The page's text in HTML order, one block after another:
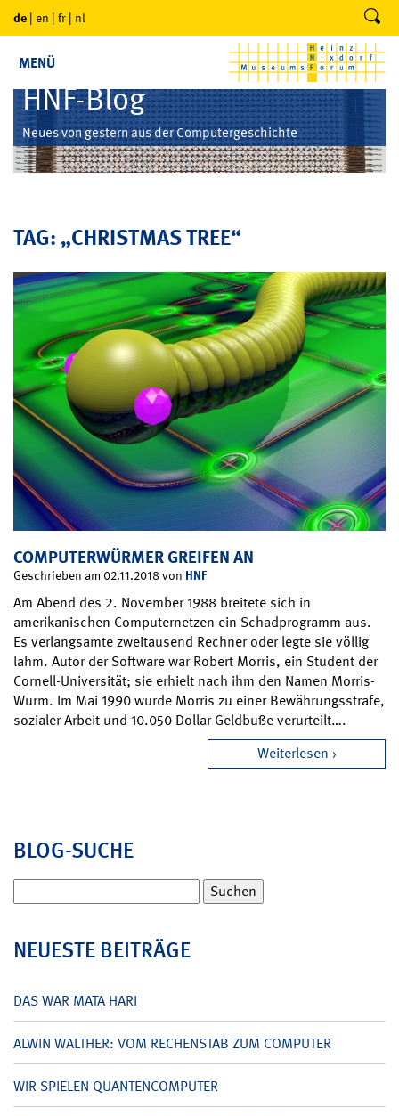
de | en | fr | nl
MENÜ
HNF-Blog
Neues von gestern aus der Computergeschichte
TAG: „CHRISTMAS TREE“
COMPUTERWÜRMER GREIFEN AN
Geschrieben am 02.11.2018 von HNF
Am Abend des 2. November 1988 breitete sich in
amerikanischen Computernetzen ein Schadprogramm aus.
Es verlangsamte zweitausend Rechner oder legte sie völlig
lahm. Autor der Software war Robert Morris, ein Student der
Cornell-Universität; sie erhielt nach ihm den Namen Morris-
Wurm. Im Mai 1990 wurde Morris zu einer Bewährungsstrafe,
sozialer Arbeit und 10.050 Dollar Geldbuße verurteilt….
Weiterlesen
BLOG-SUCHE
nach:
NEUESTE BEITRÄGE
DAS WAR MATA HARI
ALWIN WALTHER: VOM RECHENSTAB ZUM COMPUTER
WIR SPIELEN QUANTENCOMPUTER